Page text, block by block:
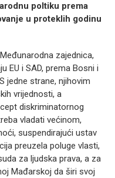
poltiku prema
u proteklih godinu
zajednica,
EU i SAD, prema Bosni i
jedne strane, njihovim
vrijednosti, a
diskriminatornog
vladati većinom,
suspendirajući ustav
preuzela poluge vlasti,
za ljudska prava, a za
Mađarskoj da širi svoj